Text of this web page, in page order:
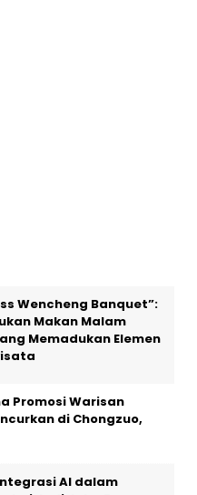
Wencheng Banquet”:
Makan Malam
Memadukan Elemen
Promosi Warisan
di Chongzuo,
AI dalam